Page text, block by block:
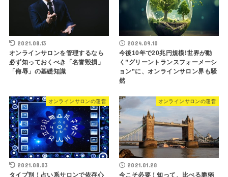
2021.08.13
オンラインサロンを管理するなら
必ず知っておくべき「名誉毀損」
「侮辱」の基礎知識
2024.09.10
今後10年で20兆円規模!世界が動
く”グリーントランスフォーメーシ
ョン”に、オンラインサロン界も騒
然
オンラインサロンの運営
2021.08.03
タイプ別！占い系サロンで依存心
オンラインサロンの運営
2021.01.28
今こそ必要！知って、比べる脆弱